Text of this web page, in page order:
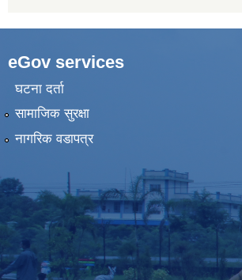
eGov services
घटना दर्ता
सामाजिक सुरक्षा
नागरिक वडापत्र